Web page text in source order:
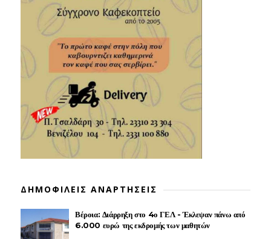
ΔΗΜΟΦΙΛΕΙΣ ΑΝΑΡΤΗΣΕΙΣ
Βέροια: Διάρρηξη στο 4ο ΓΕΛ - Έκλεψαν πάνω από
6.000 ευρώ της εκδρομής των μαθητών